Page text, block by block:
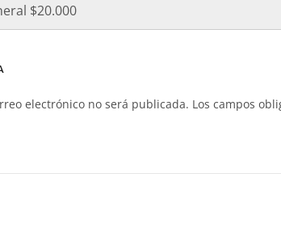
$20.000
electrónico no será publicada. Los campos